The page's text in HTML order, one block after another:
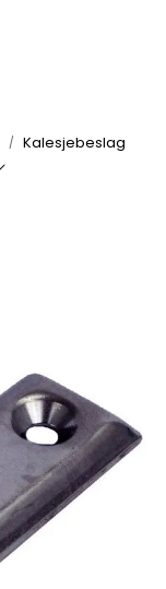
Kalesjebeslag